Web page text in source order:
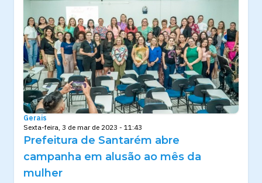
Gerais
Sexta-feira, 3 de mar de 2023 - 11:43
Prefeitura de Santarém abre
campanha em alusão ao mês da
mulher